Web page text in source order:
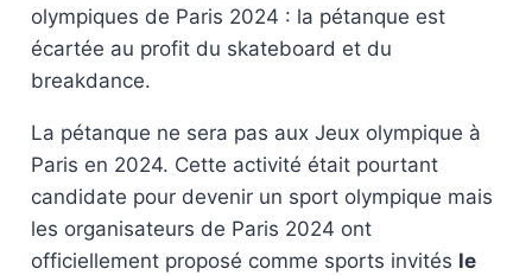
olympiques de Paris 2024 : la pétanque est
écartée au profit du skateboard et du
breakdance.
La pétanque ne sera pas aux Jeux olympique à
Paris en 2024. Cette activité était pourtant
candidate pour devenir un sport olympique mais
les organisateurs de Paris 2024 ont
officiellement proposé comme sports invités le